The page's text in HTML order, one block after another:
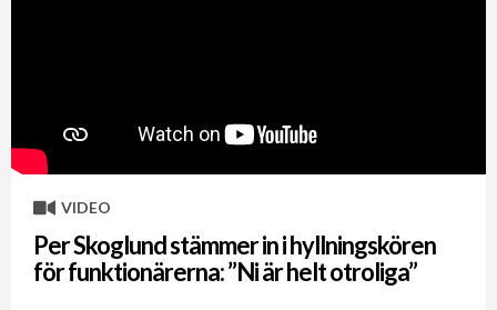
VIDEO
Per Skoglund stämmer in i hyllningskören
för funktionärerna: ”Ni är helt otroliga”